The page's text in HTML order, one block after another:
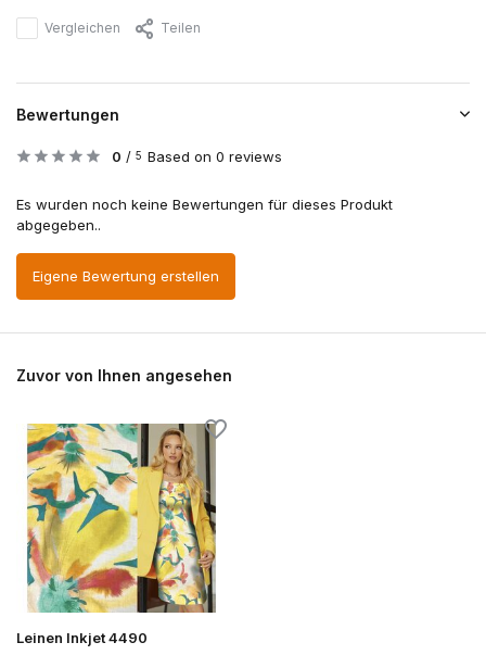
Vergleichen Teilen
Bewertungen
0 / 5 Based on 0 reviews
Es wurden noch keine Bewertungen für dieses Produkt
abgegeben..
Eigene Bewertung erstellen
Zuvor von Ihnen angesehen
Leinen Inkjet 4490